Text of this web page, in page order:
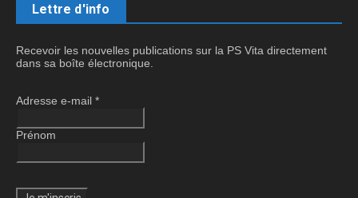
Lettre d'info
Recevoir les nouvelles publications sur la PS Vita directement
dans sa boîte électronique.
Adresse e-mail *
Prénom